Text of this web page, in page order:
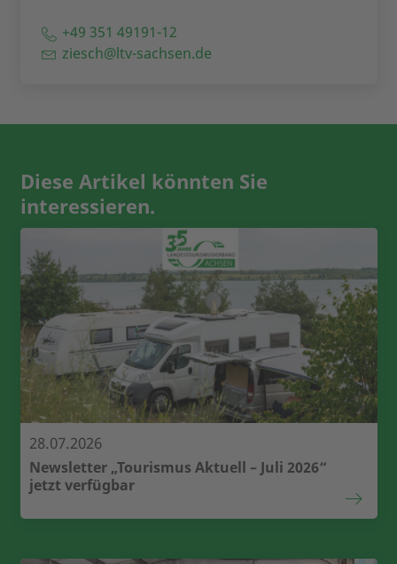
+49 351 49191-12
ziesch@ltv-sachsen.de
Diese Artikel könnten Sie
interessieren.
28.07.2026
Newsletter „Tourismus Aktuell – Juli 2026“
jetzt verfügbar